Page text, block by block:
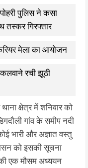
पुलिस ने कसा
तस्कर गिरफ्तार
मेला का आयोजन
रची झूठी
क्षेत्र में शनिवार को
गांव के समीप नदी
भारी और अज्ञात वस्तु
को इसकी सूचना
एक मौसम अध्ययन